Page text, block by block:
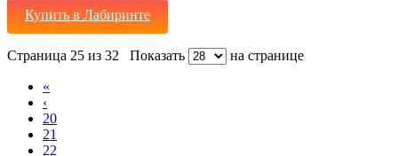
Купить в Лабиринте
Страница 25 из 32 Показать на странице
«
‹
20
21
22